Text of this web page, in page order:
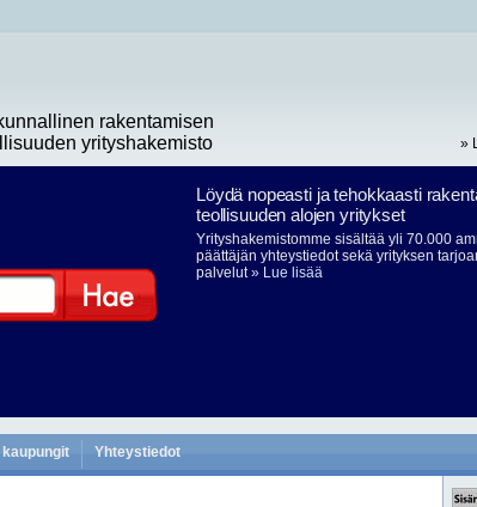
rakentamisen
yrityshakemisto
»
Löydä nopeasti ja tehokkaasti
teollisuuden alojen yritykset
Yrityshakemistomme sisältää yli 70.000
päättäjän yhteystiedot sekä yrityksen
palvelut» Lue lisää
kaupungit Yhteystiedot